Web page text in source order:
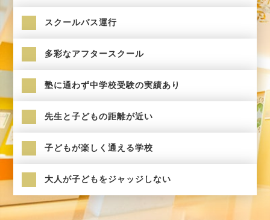
スクールバス運行
多彩なアフタースクール
塾に通わず中学校受験の実績あり
先生と子どもの距離が近い
子どもが楽しく通える学校
大人が子どもをジャッジしない